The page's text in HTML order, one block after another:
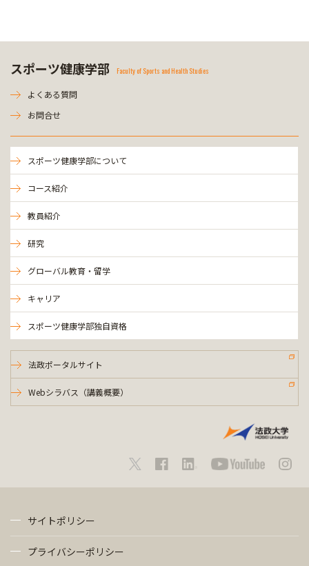
スポーツ健康学部 Faculty of Sports and Health Studies
よくある質問
お問合せ
スポーツ健康学部について
コース紹介
教員紹介
研究
グローバル教育・留学
キャリア
スポーツ健康学部独自資格
法政ポータルサイト
Webシラバス（講義概要）
サイトポリシー
プライバシーポリシー